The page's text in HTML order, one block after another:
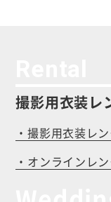
撮影用衣装レ
・撮影用衣装レ
・オンラインレ